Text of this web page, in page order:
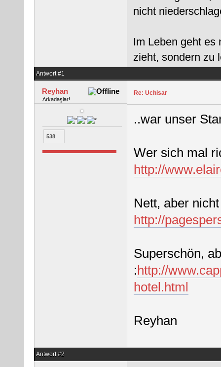
nicht
Im Leben geht es
zieht, sondern zu
Antwort #1
Reyhan
Arkadaşlar!
538
Re: Uchisar
..war unser
Wer sich mal
http://
Nett, aber
http://
Superschön,
:http://
hotel.html
Reyhan
Antwort #2